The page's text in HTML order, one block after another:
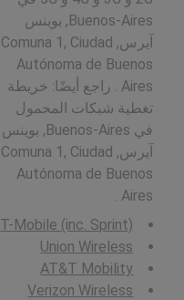
Buenos-Aires, بوينس
آيرس, Comuna 1, Ciudad
Autónoma de Buenos
Aires . راجع أيضًا: خريطة
تغطية شبكات المحمول
في Buenos-Aires, بوينس
آيرس, Comuna 1, Ciudad
Autónoma de Buenos
Aires .
T-Mobile (inc. Sprint)
Union Wireless
AT&T Mobility
Verizon Wireless